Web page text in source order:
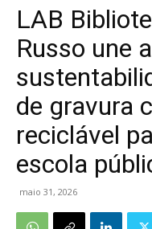
LAB
Russo une
de gravura
reciclável
escola
maio 31, 2026